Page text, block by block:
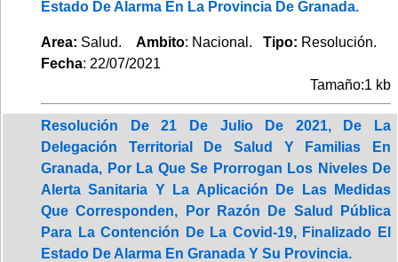
Estado De Alarma En La Provincia De Granada.
Area: Salud. Ambito: Nacional. Tipo: Resolución.
Fecha: 22/07/2021
Tamaño:1 kb
Resolución De 21 De Julio De 2021, De La
Delegación Territorial De Salud Y Familias En
Granada, Por La Que Se Prorrogan Los Niveles De
Alerta Sanitaria Y La Aplicación De Las Medidas
Que Corresponden, Por Razón De Salud Pública
Para La Contención De La Covid-19, Finalizado El
Estado De Alarma En Granada Y Su Provincia.